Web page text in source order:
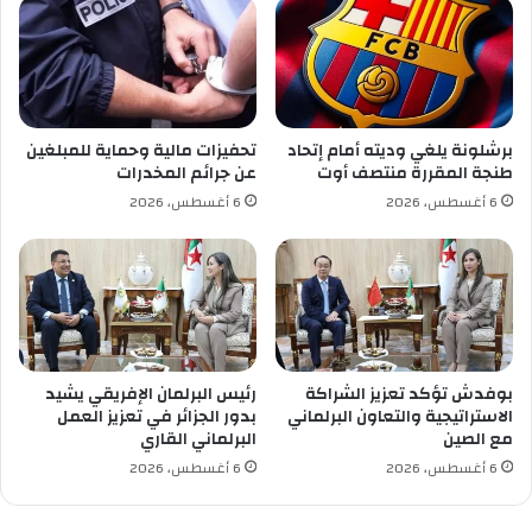
ت
ك
و
ف
ي
ش
ي
ع
ن
ع
ن
ق
ا
ئ
م
ة
ا
ل
م
ح
ل
ا
ل
ي
و
م
برشلونة يلغي وديته أمام إتحاد
طنجة المقررة منتصف أوت
6 أغسطس، 2026
تحفيزات مالية وحماية للمبلغين
عن جرائم المخدرات
6 أغسطس، 2026
بوفدش تؤكد تعزيز الشراكة
الاستراتيجية والتعاون البرلماني
مع الصين
6 أغسطس، 2026
رئيس البرلمان الإفريقي يشيد
بدور الجزائر في تعزيز العمل
البرلماني القاري
6 أغسطس، 2026